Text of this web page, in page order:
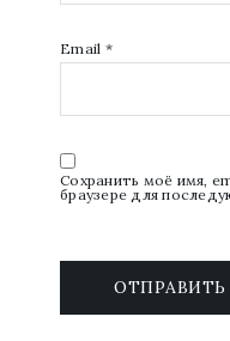
Email *
Сохранить моё имя,
браузере для